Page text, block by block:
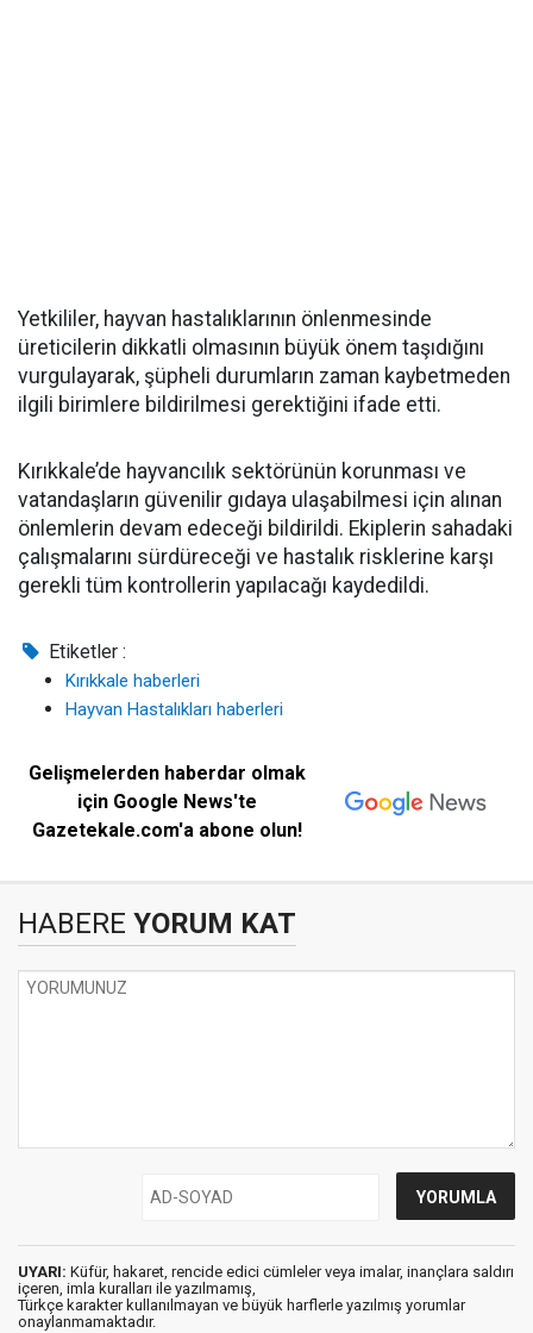
Yetkililer, hayvan hastalıklarının önlenmesinde
üreticilerin dikkatli olmasının büyük önem taşıdığını
vurgulayarak, şüpheli durumların zaman kaybetmeden
ilgili birimlere bildirilmesi gerektiğini ifade etti.
Kırıkkale’de hayvancılık sektörünün korunması ve
vatandaşların güvenilir gıdaya ulaşabilmesi için alınan
önlemlerin devam edeceği bildirildi. Ekiplerin sahadaki
çalışmalarını sürdüreceği ve hastalık risklerine karşı
gerekli tüm kontrollerin yapılacağı kaydedildi.
Etiketler :
Kırıkkale haberleri
Hayvan Hastalıkları haberleri
Gelişmelerden haberdar olmak
için Google News'te
Gazetekale.com'a abone olun!
HABERE YORUM KAT
UYARI: Küfür, hakaret, rencide edici cümleler veya imalar, inançlara saldırı
içeren, imla kuralları ile yazılmamış,
Türkçe karakter kullanılmayan ve büyük harflerle yazılmış yorumlar
onaylanmamaktadır.